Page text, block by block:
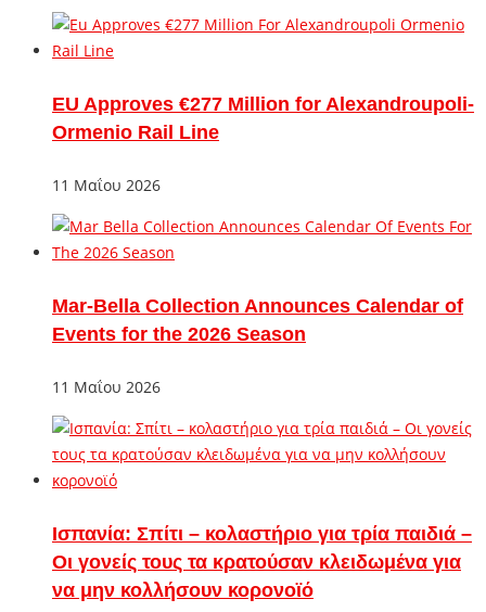
EU Approves €277 Million for Alexandroupoli-
Ormenio Rail Line
11 Μαΐου 2026
Mar-Bella Collection Announces Calendar of
Events for the 2026 Season
11 Μαΐου 2026
Ισπανία: Σπίτι – κολαστήριο για τρία παιδιά –
Οι γονείς τους τα κρατούσαν κλειδωμένα για
να μην κολλήσουν κορονοϊό